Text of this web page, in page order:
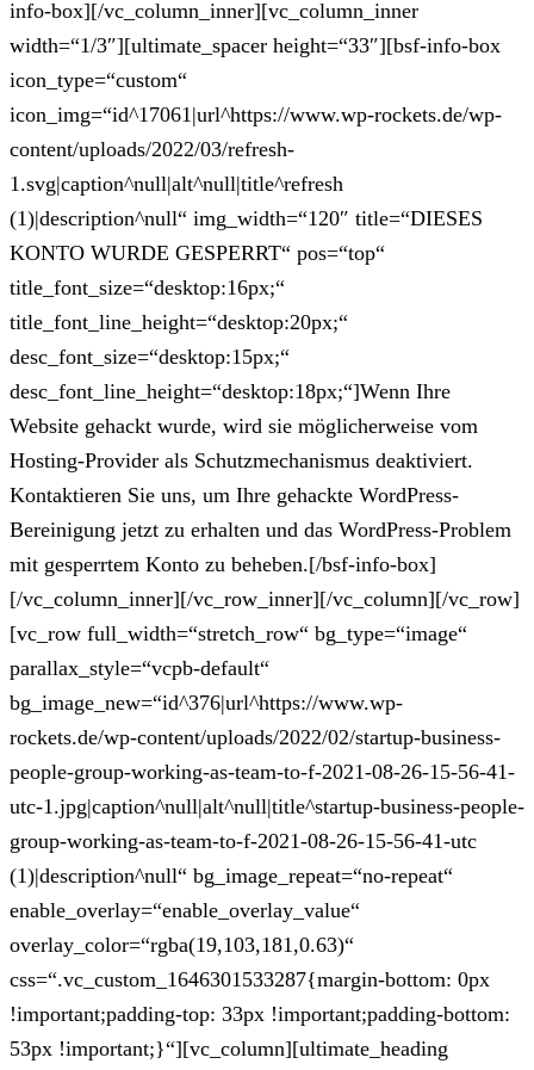
info-box][/vc_column_inner][vc_column_inner
width=“1/3″][ultimate_spacer height=“33″][bsf-info-box
icon_type=“custom“
icon_img=“id^17061|url^https://www.wp-rockets.de/wp-
content/uploads/2022/03/refresh-
1.svg|caption^null|alt^null|title^refresh
(1)|description^null“ img_width=“120″ title=“DIESES
KONTO WURDE GESPERRT“ pos=“top“
title_font_size=“desktop:16px;“
title_font_line_height=“desktop:20px;“
desc_font_size=“desktop:15px;“
desc_font_line_height=“desktop:18px;“]Wenn Ihre
Website gehackt wurde, wird sie möglicherweise vom
Hosting-Provider als Schutzmechanismus deaktiviert.
Kontaktieren Sie uns, um Ihre gehackte WordPress-
Bereinigung jetzt zu erhalten und das WordPress-Problem
mit gesperrtem Konto zu beheben.[/bsf-info-box]
[/vc_column_inner][/vc_row_inner][/vc_column][/vc_row]
[vc_row full_width=“stretch_row“ bg_type=“image“
parallax_style=“vcpb-default“
bg_image_new=“id^376|url^https://www.wp-
rockets.de/wp-content/uploads/2022/02/startup-business-
people-group-working-as-team-to-f-2021-08-26-15-56-41-
utc-1.jpg|caption^null|alt^null|title^startup-business-people-
group-working-as-team-to-f-2021-08-26-15-56-41-utc
(1)|description^null“ bg_image_repeat=“no-repeat“
enable_overlay=“enable_overlay_value“
overlay_color=“rgba(19,103,181,0.63)“
css=“.vc_custom_1646301533287{margin-bottom: 0px
!important;padding-top: 33px !important;padding-bottom:
53px !important;}“][vc_column][ultimate_heading